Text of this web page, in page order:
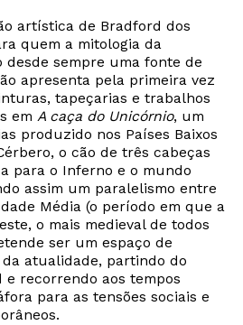
artística de Bradford dos
quem a mitologia da
desde sempre uma fonte de
apresenta pela primeira vez
tapeçarias e trabalhos
em A caça do Unicórnio, um
produzido nos Países Baixos
o cão de três cabeças
para o Inferno e o mundo
assim um paralelismo entre
Média (o período em que a
o mais medieval de todos
ser um espaço de
atualidade, partindo do
recorrendo aos tempos
para as tensões sociais e